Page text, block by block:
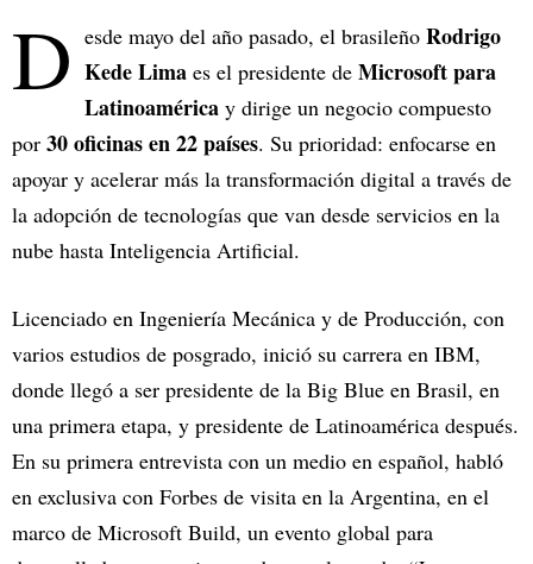
D esde mayo del año pasado, el brasileño Rodrigo
Kede Lima es el presidente de Microsoft para
Latinoamérica y dirige un negocio compuesto
por 30 oficinas en 22 países. Su prioridad: enfocarse en
apoyar y acelerar más la transformación digital a través de
la adopción de tecnologías que van desde servicios en la
nube hasta Inteligencia Artificial.
Licenciado en Ingeniería Mecánica y de Producción, con
varios estudios de posgrado, inició su carrera en IBM,
donde llegó a ser presidente de la Big Blue en Brasil, en
una primera etapa, y presidente de Latinoamérica después.
En su primera entrevista con un medio en español, habló
en exclusiva con Forbes de visita en la Argentina, en el
marco de Microsoft Build, un evento global para